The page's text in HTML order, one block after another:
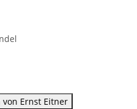
Ernst Eitner